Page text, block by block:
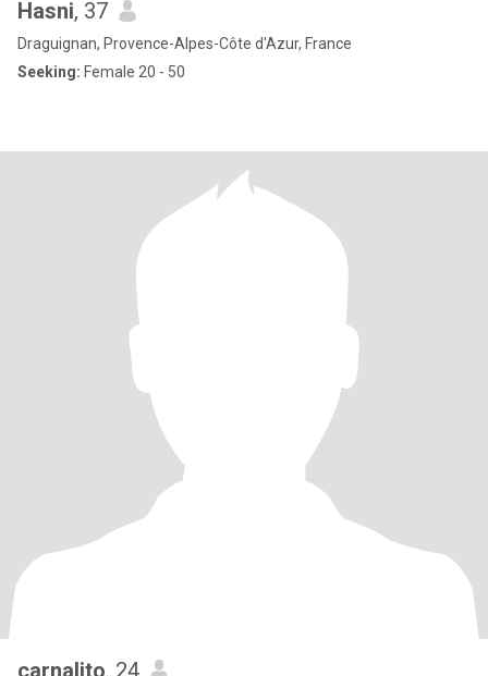
Hasni, 37
Draguignan, Provence-Alpes-Côte d'Azur, France
Seeking: Female 20 - 50
carnalito, 24